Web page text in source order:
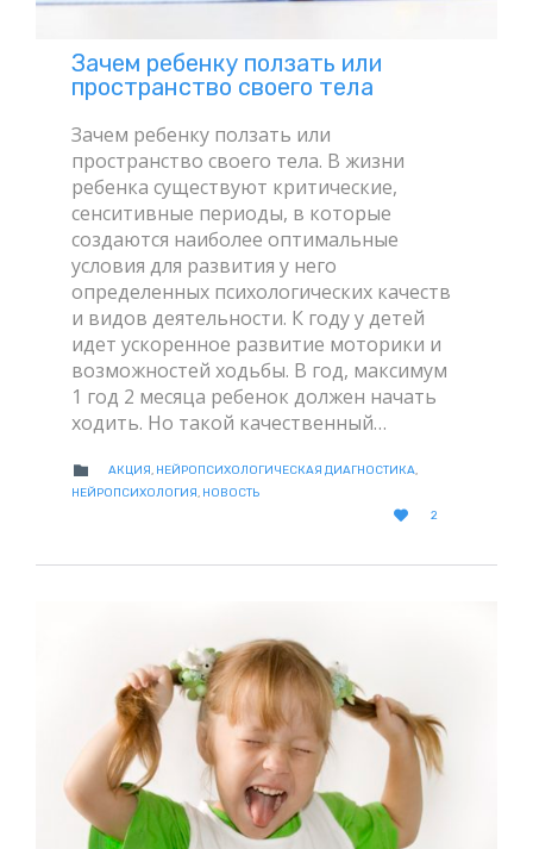
Зачем ребенку ползать или
пространство своего тела
Зачем ребенку ползать или
пространство своего тела. В жизни
ребенка существуют критические,
сенситивные периоды, в которые
создаются наиболее оптимальные
условия для развития у него
определенных психологических качеств
и видов деятельности. К году у детей
идет ускоренное развитие моторики и
возможностей ходьбы. В год, максимум
1 год 2 месяца ребенок должен начать
ходить. Но такой качественный…
 CATEGORY
АКЦИЯ, НЕЙРОПСИХОЛОГИЧЕСКАЯ ДИАГНОСТИКА,
НЕЙРОПСИХОЛОГИЯ, НОВОСТЬ

LOVE
2